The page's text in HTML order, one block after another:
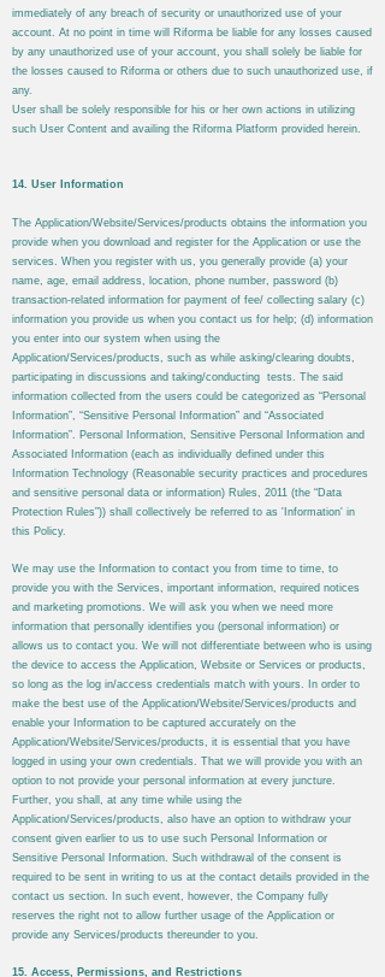
immediately of any breach of security or unauthorized use of your
account. At no point in time will Riforma be liable for any losses caused
by any unauthorized use of your account, you shall solely be liable for
the losses caused to Riforma or others due to such unauthorized use, if
any.
User shall be solely responsible for his or her own actions in utilizing
such User Content and availing the Riforma Platform provided herein.
14. User Information
The Application/Website/Services/products obtains the information you
provide when you download and register for the Application or use the
services. When you register with us, you generally provide (a) your
name, age, email address, location, phone number, password (b)
transaction-related information for payment of fee/ collecting salary (c)
information you provide us when you contact us for help; (d) information
you enter into our system when using the
Application/Services/products, such as while asking/clearing doubts,
participating in discussions and taking/conducting tests. The said
information collected from the users could be categorized as “Personal
Information”, “Sensitive Personal Information” and “Associated
Information”. Personal Information, Sensitive Personal Information and
Associated Information (each as individually defined under this
Information Technology (Reasonable security practices and procedures
and sensitive personal data or information) Rules, 2011 (the “Data
Protection Rules”)) shall collectively be referred to as 'Information' in
this Policy.
We may use the Information to contact you from time to time, to
provide you with the Services, important information, required notices
and marketing promotions. We will ask you when we need more
information that personally identifies you (personal information) or
allows us to contact you. We will not differentiate between who is using
the device to access the Application, Website or Services or products,
so long as the log in/access credentials match with yours. In order to
make the best use of the Application/Website/Services/products and
enable your Information to be captured accurately on the
Application/Website/Services/products, it is essential that you have
logged in using your own credentials. That we will provide you with an
option to not provide your personal information at every juncture.
Further, you shall, at any time while using the
Application/Services/products, also have an option to withdraw your
consent given earlier to us to use such Personal Information or
Sensitive Personal Information. Such withdrawal of the consent is
required to be sent in writing to us at the contact details provided in the
contact us section. In such event, however, the Company fully
reserves the right not to allow further usage of the Application or
provide any Services/products thereunder to you.
15. Access, Permissions, and Restrictions